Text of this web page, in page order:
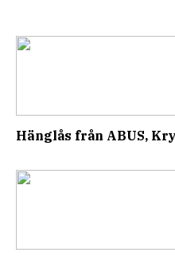
Hänglås från ABUS,